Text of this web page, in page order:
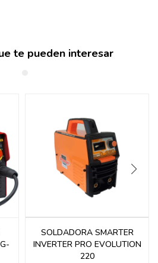
te pueden interesar
SOLDADORA SMARTER
INVERTER PRO EVOLUTION
220